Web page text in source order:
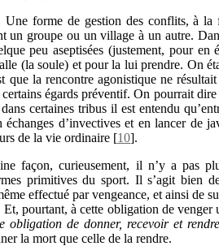
Une forme de gestion des conflits, à la
un groupe ou un village à un autre.
peu aseptisées (justement, pour
(la soule) et pour la lui prendre. On
que la rencontre agonistique ne
égards préventif. On pourrait
certaines tribus il est entendu
d’invectives et en lancer de
de la vie ordinaire [10].
façon, curieusement, il n’y a pas
primitives du sport. Il s’agit bien
effectué par vengeance, et ainsi de
pourtant, à cette obligation de
obligation de donner, recevoir et
la mort que celle de la rendre.